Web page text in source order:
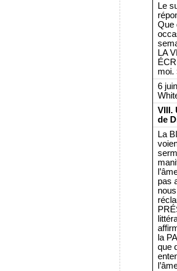
Le
Que
LA
moi.
6
VIII.
de
La
pas
la
que